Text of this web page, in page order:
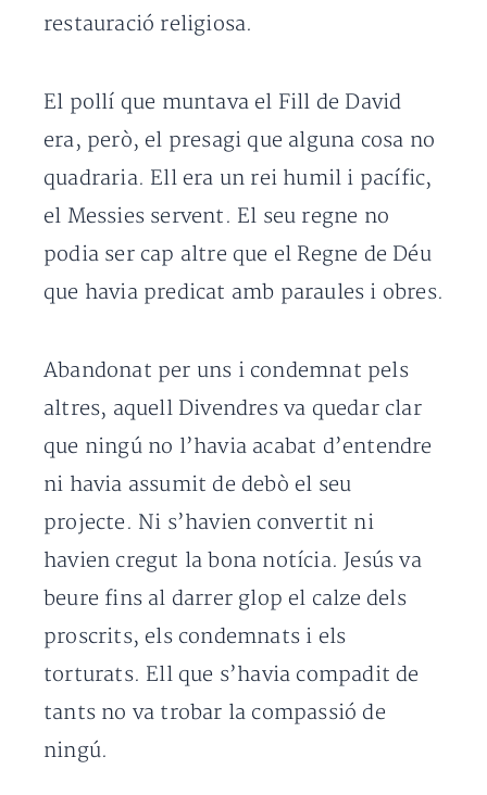
restauració religiosa.
El pollí que muntava el Fill de David
era, però, el presagi que alguna cosa no
quadraria. Ell era un rei humil i pacífic,
el Messies servent. El seu regne no
podia ser cap altre que el Regne de Déu
que havia predicat amb paraules i obres.
Abandonat per uns i condemnat pels
altres, aquell Divendres va quedar clar
que ningú no l’havia acabat d’entendre
ni havia assumit de debò el seu
projecte. Ni s’havien convertit ni
havien cregut la bona notícia. Jesús va
beure fins al darrer glop el calze dels
proscrits, els condemnats i els
torturats. Ell que s’havia compadit de
tants no va trobar la compassió de
ningú.